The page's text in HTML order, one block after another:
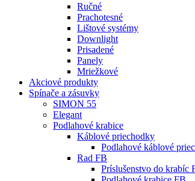
Ručné
Prachotesné
Lištové systémy
Downlight
Prisadené
Panely
Mriežkové
Akciové produkty
Spínače a zásuvky
SIMON 55
Elegant
Podlahové krabice
Káblové priechodky
Podlahové káblové
Rad FB
Príslušenstvo do krabíc